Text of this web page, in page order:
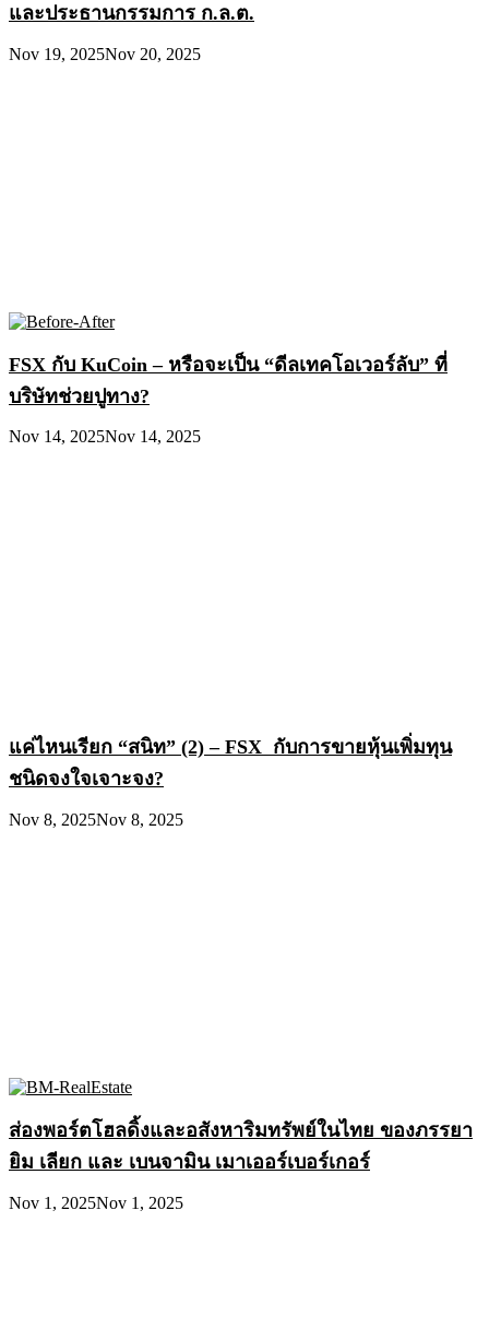
และประธานกรรมการ ก.ล.ต.
Nov 19, 2025Nov 20, 2025
FSX กับ KuCoin – หรือจะเป็น “ดีลเทคโอเวอร์ลับ” ที่
บริษัทช่วยปูทาง?
Nov 14, 2025Nov 14, 2025
แค่ไหนเรียก “สนิท” (2) – FSX กับการขายหุ้นเพิ่มทุน
ชนิดจงใจเจาะจง?
Nov 8, 2025Nov 8, 2025
ส่องพอร์ตโฮลดิ้งและอสังหาริมทรัพย์ในไทย ของภรรยา
ยิม เลียก และ เบนจามิน เมาเออร์เบอร์เกอร์
Nov 1, 2025Nov 1, 2025